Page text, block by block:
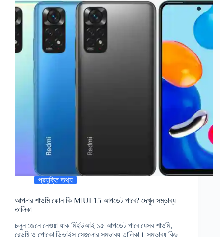
প্রযুক্তি তথ্য
আপনার শাওমি ফোন কি MIUI 15 আপডেট পাবে? দেখুন সম্ভাব্য
তালিকা
চলুন জেনে নেওয়া যাক মিইউআই ১৫ আপডেট পাবে যেসব শাওমি,
রেডমি ও পোকো ডিভাইস সেগুলোর সম্ভাব্য তালিকা। সম্ভাব্য কিছু